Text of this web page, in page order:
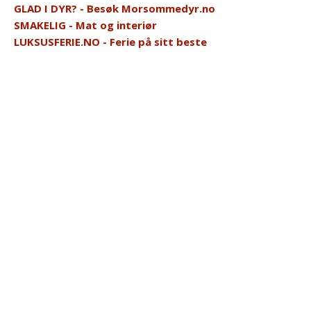
GLAD I DYR? - Besøk Morsommedyr.no
SMAKELIG - Mat og interiør
LUKSUSFERIE.NO - Ferie på sitt beste